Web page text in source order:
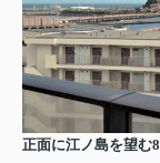
正面に江ノ島を望む